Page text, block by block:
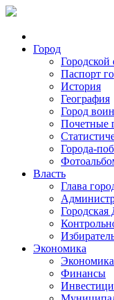
Город
Городской
Паспорт
История
География
Город
Почетные
Города-
Власть
Глава
Городская
Экономика
Экономика
Финансы